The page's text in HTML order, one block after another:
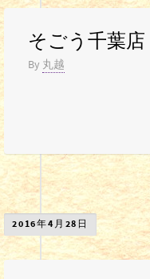
そごう千葉店
By 丸越
2016年4月28日